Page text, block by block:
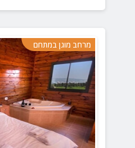
מרחב מוגן במתחם